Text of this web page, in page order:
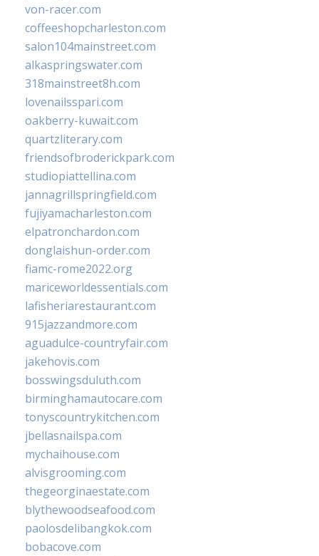
von-racer.com
coffeeshopcharleston.com
salon104mainstreet.com
alkaspringswater.com
318mainstreet8h.com
lovenailsspari.com
oakberry-kuwait.com
quartzliterary.com
friendsofbroderickpark.com
studiopiattellina.com
jannagrillspringfield.com
fujiyamacharleston.com
elpatronchardon.com
donglaishun-order.com
fiamc-rome2022.org
mariceworldessentials.com
lafisheriarestaurant.com
915jazzandmore.com
aguadulce-countryfair.com
jakehovis.com
bosswingsduluth.com
birminghamautocare.com
tonyscountrykitchen.com
jbellasnailspa.com
mychaihouse.com
alvisgrooming.com
thegeorginaestate.com
blythewoodseafood.com
paolosdelibangkok.com
bobacove.com